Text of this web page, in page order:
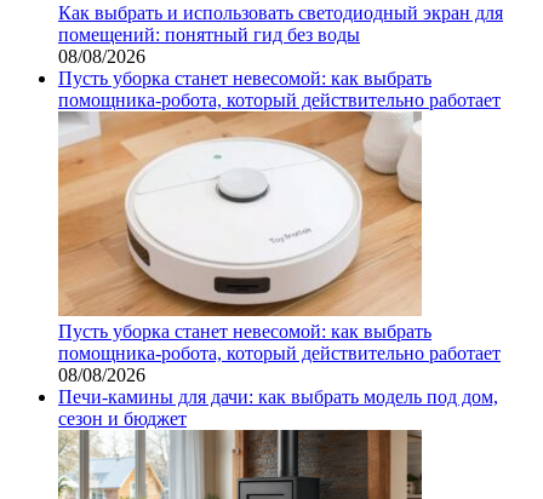
Как выбрать и использовать светодиодный экран для
помещений: понятный гид без воды
08/08/2026
Пусть уборка станет невесомой: как выбрать
помощника‑робота, который действительно работает
Пусть уборка станет невесомой: как выбрать
помощника‑робота, который действительно работает
08/08/2026
Печи-камины для дачи: как выбрать модель под дом,
сезон и бюджет